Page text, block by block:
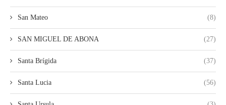
San Mateo (8)
SAN MIGUEL DE ABONA (27)
Santa Brígida (37)
Santa Lucia (56)